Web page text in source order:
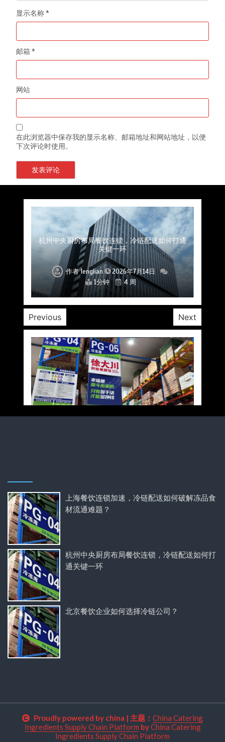
显示名称*
邮箱*
网站
在此浏览器中保存我的显示名称、邮箱地址和网站地址，以便
下次评论时使用。
上海餐饮连锁加速，冷链配送如何破解冻品食材
流通难题？
作者lenglian
2026年7月14日
1分钟
4 周
杭州中央厨房布局餐饮连锁，冷链配送如何打通
关键一环
作者lenglian
2026年7月14日
1分钟
4 周
北京餐饮企业如何选择冷链公司？
作者lenglian
2026年7月14日
1分钟
4 周
深圳冷链物流如何护航餐饮连锁？冻品食材流通
全解析
作者lenglian
2026年7月14日
1分钟
4 周
北京餐饮仓配一体化的核心价值与落地实践解析
作者lenglian
2026年7月14日
1分钟
4 周
武汉冻品配送三要素：控温、时效、低成本如何
兼得？
作者lenglian
2026年7月14日
1分钟
4 周
重庆冷链布局解冻食材运输密码，餐饮连锁如何
稳控品质？
作者lenglian
2026年7月14日
1分钟
4 周
Previous Next
上海餐饮连锁加速，冷链配送如何破解冻品食
材流通难题？
杭州中央厨房布局餐饮连锁，冷链配送如何打
通关键一环
北京餐饮企业如何选择冷链公司？
Proudly powered by china | 主题： China Catering
Ingredients Supply Chain Platform byChina Catering
Ingredients Supply Chain Platform